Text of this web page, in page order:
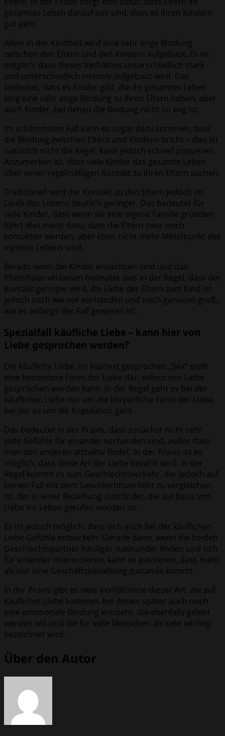
gesamtes Leben darauf aus sind, dass es ihren Kindern
gut geht.
Allein in der Kindheit wird eine sehr enge Bindung
zwischen den Eltern und den Kindern aufgebaut. Es ist
möglich, dass dieses Verhältnis unterschiedlich stark
und unterschiedlich intensiv aufgebaut wird. Das
bedeutet, dass es Kinder gibt, die ihr gesamtes Leben
lang eine sehr enge Bindung zu ihren Eltern haben, aber
auch Kinder, bei denen die Bindung nicht so eng ist.
Im schlimmsten Fall kann es sogar dazu kommen, dass
die Bindung zwischen Eltern und Kindern bricht – dies ist
natürlich nicht die Regel, kann jedoch schnell passieren.
Anzumerken ist, dass viele Kinder das gesamte Leben
über einen regelmäßigen Kontakt zu ihren Eltern suchen.
Traditionell wird der Kontakt zu den Eltern jedoch im
Laufe des Lebens deutlich geringer. Das bedeutet für
viele Kinder, dass wenn sie eine eigene Familie gründen
führt dies meist dazu, dass die Eltern zwar noch
kontaktier werden, aber eben nicht mehr Mittelpunkt des
eigenen Lebens sind.
Bereits wenn die Kinder erwachsen sind und das
Elternhaus verlassen bedeutet dies in der Regel, dass der
Kontakt geringer wird, die Liebe der Eltern zum Kind ist
jedoch nach wie vor vorhanden und noch genauso groß,
wie es anfangs der Fall gewesen ist.
Spezialfall käufliche Liebe – kann hier von
Liebe gesprochen werden?
Die käufliche Liebe, im Klartext gesprochen „Sex“ stellt
eine besondere Form der Liebe dar, sofern von Liebe
gesprochen werden kann. In der Regel geht es bei der
käuflichen Liebe nur um die körperliche Form der Liebe,
bei der es um die Kopulation geht.
Das bedeutet in der Praxis, dass zunächst nicht sehr
viele Gefühle für einander vorhanden sind, außer dass
man den anderen attraktiv findet. In der Praxis ist es
möglich, dass diese Art der Liebe bezahlt wird. In der
Regel kommt es zum Geschlechtsverkehr, der jedoch auf
keinen Fall mit dem Geschlechtsverkehr zu vergleichen
ist, der in einer Beziehung stattfindet, die auf Basis von
Liebe ins Leben gerufen worden ist.
Es ist jedoch möglich, dass sich auch bei der käuflichen
Liebe Gefühle entwickeln. Gerade dann, wenn die beiden
Geschlechtspartner häufiger zueinander finden und sich
für einander interessieren, kann es passieren, dass mehr
als nur eine Geschäftsbeziehung zustande kommt.
In der Praxis gibt es viele Verhältnisse dieser Art, die auf
käuflicher Liebe basieren, bei denen später auch noch
eine emotionale Bindung entsteht, die ebenfalls gelebt
werden will und die für viele Menschen als sehr wichtig
bezeichnet wird.
Über den Autor